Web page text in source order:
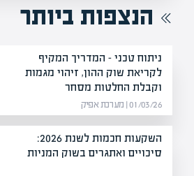
הנצפות ביותר
ניתוח טכני – המדריך המקיף
לקריאת שוק ההון, זיהוי מגמות
וקבלת החלטות מסחר
01/03/26 | מערכת אפיק
השקעות חכמות לשנת 2026:
סיכויים ואתגרים בשוק המניות